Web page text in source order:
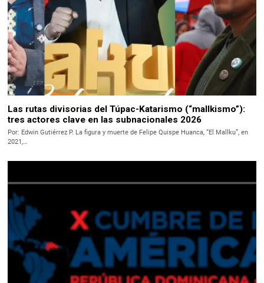
Las rutas divisorias del Túpac-Katarismo (“mallkismo”):
tres actores clave en las subnacionales 2026
Por: Edwin Gutiérrez P. La figura y muerte de Felipe Quispe Huanca, “El Mallku”, en
2021,…